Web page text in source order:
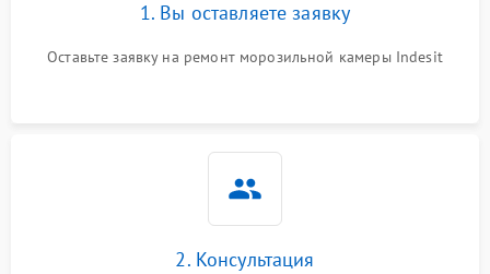
1. Вы оставляете заявку
Оставьте заявку на ремонт морозильной камеры Indesit
2. Консультация